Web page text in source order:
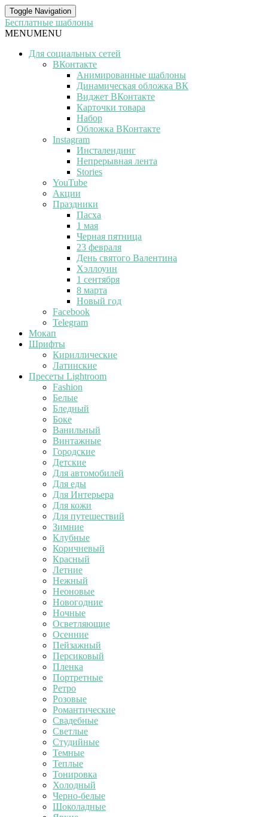
Toggle Navigation
Бесплатные шаблоны
MENUMENU
Для социальных сетей
ВКонтакте
Анимированные шаблоны
Динамическая обложка ВК
Виджет ВКонтакте
Карточки товара
Набор
Обложка ВКонтакте
Instagram
Инсталендинг
Непрерывная лента
Stories
YouTube
Акции
Праздники
Пасха
1 мая
Черная пятница
23 февраля
День святого Валентина
Хэллоуин
1 сентября
8 марта
Новый год
Facebook
Telegram
Мокап
Шрифты
Кириллические
Латинские
Пресеты Lightroom
Fashion
Белые
Бледный
Боке
Ванильный
Винтажные
Городские
Детские
Для автомобилей
Для еды
Для Интерьера
Для кожи
Для путешествий
Зимние
Клубные
Коричневый
Красный
Летние
Нежный
Неоновые
Новогодние
Ночные
Осветляющие
Осенние
Пейзажный
Персиковый
Пленка
Портретные
Ретро
Розовые
Романтические
Свадебные
Светлые
Студийные
Темные
Теплые
Тонировка
Холодный
Черно-белые
Шоколадные